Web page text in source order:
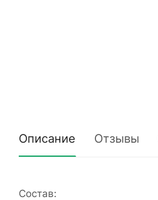
Описание Отзывы
Состав: